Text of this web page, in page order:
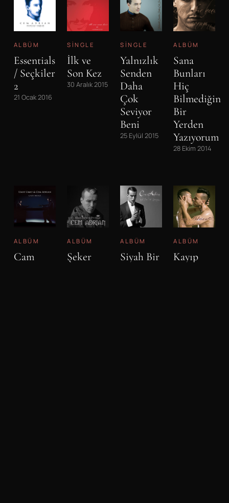
ALBÜM
Essentials
/ Seçkiler
2
21 Ocak 2016
SINGLE
İlk ve
Son Kez
30 Aralık 2015
SINGLE
Yalnızlık
Senden
Daha
Çok
Seviyor
Beni
25 Eylül 2015
ALBÜM
Sana
Bunları
Hiç
Bilmediğin
Bir
Yerden
Yazıyorum
28 Ekim 2014
ALBÜM
Cam
ALBÜM
Şeker
ALBÜM
Siyah Bir
ALBÜM
Kayıp